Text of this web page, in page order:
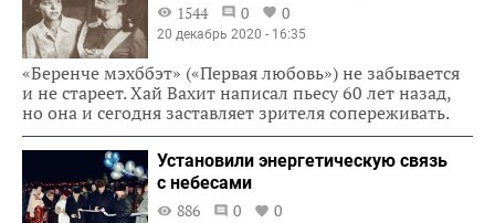
1544
0 0
20 декабрь 2020 - 16:35
«Беренче мэхббэт» («Первая любовь») не забывается
и не стареет. Хай Вахит написал пьесу 60 лет назад,
но она и сегодня заставляет зрителя сопереживать.
Установили энергетическую связь
с небесами
886
0 0